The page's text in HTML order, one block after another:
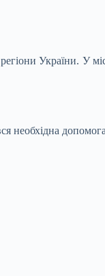
України. У
необхідна